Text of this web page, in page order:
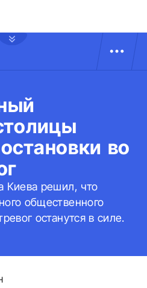
во
Киева решил, что
общественного
останутся в силе.